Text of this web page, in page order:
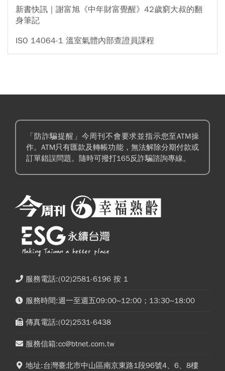
新書快訊｜謝富旭《中年財富覺醒》42歲窮大叔的翻
身筆記
ISO 14064-1 溫室氣體內部查證員課程
「防詐騙提醒」今周刊不會要求並指示您至ATM操
作。ATM只有匯款及轉帳功能，無法解除分期付款或
訂單錯誤問題。隨時可撥打165反詐騙諮詢專線。
服務電話:(02)2581-6196 按 1
服務時間:週一至週五09:00~12:00；13:30~18:00
傳真電話:(02)2531-6438
服務信箱:cc@btnet.com.tw
地址:台灣臺北市中山區南京東路1段96號4、6、8樓